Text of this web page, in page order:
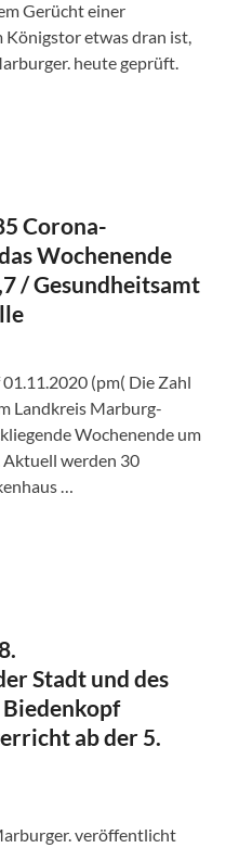
Gerücht einer
etwas dran ist,
heute geprüft.
Corona-
Wochenende
/ Gesundheitsamt
(pm( Die Zahl
Landkreis Marburg-
Wochenende um
Aktuell werden 30
…
Stadt und des
ab der 5.
veröffentlicht